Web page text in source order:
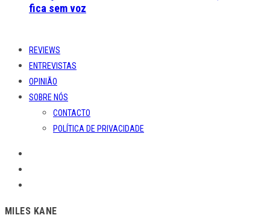
fica sem voz
REVIEWS
ENTREVISTAS
OPINIÃO
SOBRE NÓS
CONTACTO
POLÍTICA DE PRIVACIDADE
MILES KANE